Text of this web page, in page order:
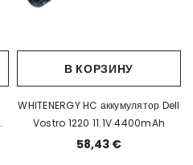
В КОРЗИНУ
WHITENERGY HC аккумулятор Dell
Vostro 1220 11.1V 4400mAh
58,43 €